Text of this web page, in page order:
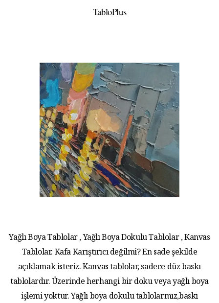
TabloPlus
Yağlı Boya Tablolar , Yağlı Boya Dokulu Tablolar , Kanvas
Tablolar. Kafa Karıştırıcı değilmi? En sade şekilde
açıklamak isteriz. Kanvas tablolar, sadece düz baskı
tablolardır. Üzerinde herhangi bir doku veya yağlı boya
işlemi yoktur. Yağlı boya dokulu tablolarmız,baskı